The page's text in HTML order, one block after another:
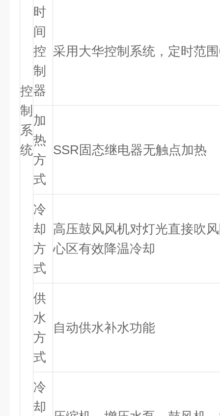
控
制
系
统
时
间
控
制
器
采用大华控制系统，定时范
加
热
方
式
SSR固态继电器无触点加热
冷
却
方
式
高压鼓风风机对灯光直接吹
心区有效降温冷却
供
水
方
式
自动供水补水功能
冷
却